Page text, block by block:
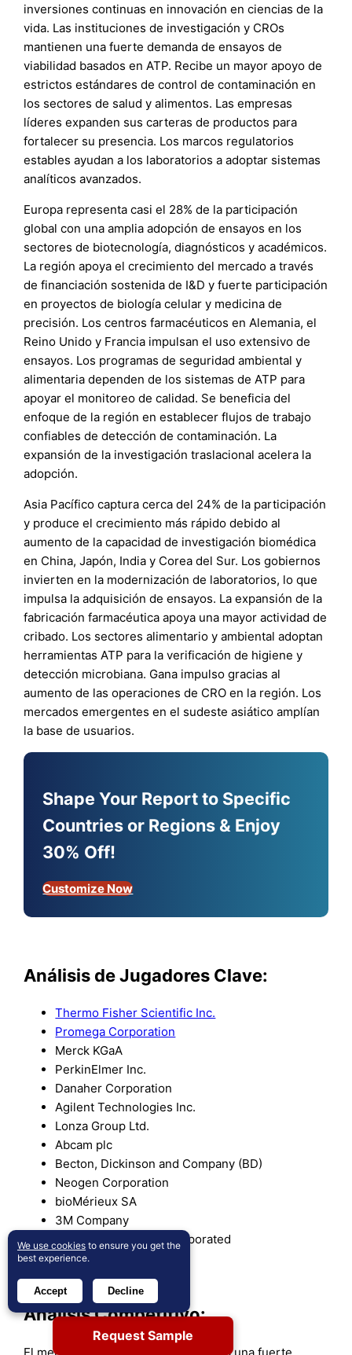
inversiones continuas en innovación en ciencias de la
vida. Las instituciones de investigación y CROs
mantienen una fuerte demanda de ensayos de
viabilidad basados en ATP. Recibe un mayor apoyo de
estrictos estándares de control de contaminación en
los sectores de salud y alimentos. Las empresas
líderes expanden sus carteras de productos para
fortalecer su presencia. Los marcos regulatorios
estables ayudan a los laboratorios a adoptar sistemas
analíticos avanzados.
Europa representa casi el 28% de la participación
global con una amplia adopción de ensayos en los
sectores de biotecnología, diagnósticos y académicos.
La región apoya el crecimiento del mercado a través
de financiación sostenida de I&D y fuerte participación
en proyectos de biología celular y medicina de
precisión. Los centros farmacéuticos en Alemania, el
Reino Unido y Francia impulsan el uso extensivo de
ensayos. Los programas de seguridad ambiental y
alimentaria dependen de los sistemas de ATP para
apoyar el monitoreo de calidad. Se beneficia del
enfoque de la región en establecer flujos de trabajo
confiables de detección de contaminación. La
expansión de la investigación traslacional acelera la
adopción.
Asia Pacífico captura cerca del 24% de la participación
y produce el crecimiento más rápido debido al
aumento de la capacidad de investigación biomédica
en China, Japón, India y Corea del Sur. Los gobiernos
invierten en la modernización de laboratorios, lo que
impulsa la adquisición de ensayos. La expansión de la
fabricación farmacéutica apoya una mayor actividad de
cribado. Los sectores alimentario y ambiental adoptan
herramientas ATP para la verificación de higiene y
detección microbiana. Gana impulso gracias al
aumento de las operaciones de CRO en la región. Los
mercados emergentes en el sudeste asiático amplían
la base de usuarios.
Shape Your Report to Specific
Countries or Regions & Enjoy
30% Off!
Customize Now
Análisis de Jugadores Clave:
Thermo Fisher Scientific Inc.
Promega Corporation
Merck KGaA
PerkinElmer Inc.
Danaher Corporation
Agilent Technologies Inc.
Lonza Group Ltd.
Abcam plc
Becton, Dickinson and Company (BD)
Neogen Corporation
bioMérieux SA
3M Company
Quest Diagnostics Incorporated
Biotium Inc.
Hygiena LLC
Análisis Competitivo:
El mercado de ensayos ATP presenta una fuerte
Request Sample
We use cookies to ensure you get the
best experience.
Accept Decline